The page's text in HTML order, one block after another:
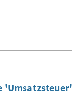
'Umsatzsteuer'